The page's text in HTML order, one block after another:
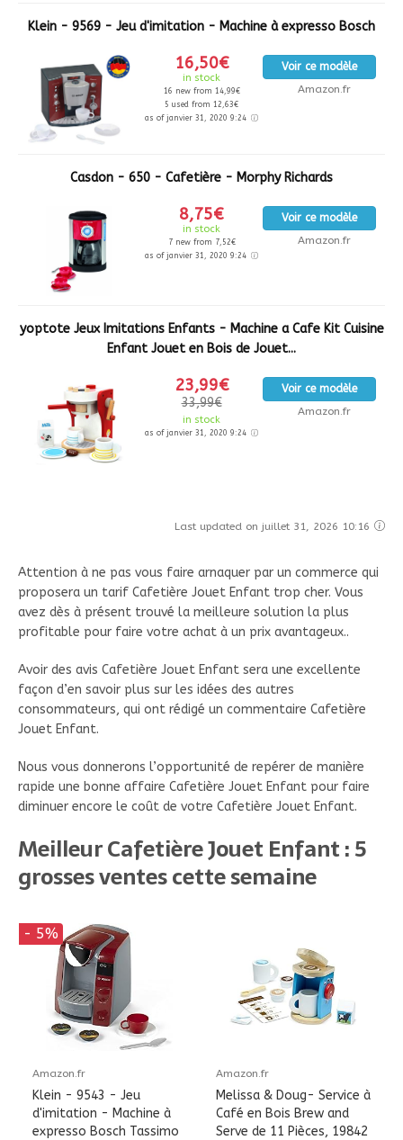
Klein - 9569 - Jeu d'imitation - Machine à expresso Bosch
16,50€
in stock
16 new from 14,99€
5 used from 12,63€
as of janvier 31, 2020 9:24
Voir ce modèle
Amazon.fr
Casdon - 650 - Cafetière - Morphy Richards
8,75€
in stock
7 new from 7,52€
as of janvier 31, 2020 9:24
Voir ce modèle
Amazon.fr
yoptote Jeux Imitations Enfants - Machine a Cafe Kit Cuisine
Enfant Jouet en Bois de Jouet...
23,99€
33,99€
in stock
as of janvier 31, 2020 9:24
Voir ce modèle
Amazon.fr
Last updated on juillet 31, 2026 10:16
Attention à ne pas vous faire arnaquer par un commerce qui
proposera un tarif Cafetière Jouet Enfant trop cher. Vous
avez dès à présent trouvé la meilleure solution la plus
profitable pour faire votre achat à un prix avantageux..
Avoir des avis Cafetière Jouet Enfant sera une excellente
façon d’en savoir plus sur les idées des autres
consommateurs, qui ont rédigé un commentaire Cafetière
Jouet Enfant.
Nous vous donnerons l’opportunité de repérer de manière
rapide une bonne affaire Cafetière Jouet Enfant pour faire
diminuer encore le coût de votre Cafetière Jouet Enfant.
Meilleur Cafetière Jouet Enfant : 5
grosses ventes cette semaine
- 5%
Amazon.fr
Klein - 9543 - Jeu
d'imitation - Machine à
expresso Bosch Tassimo
Amazon.fr
Melissa & Doug- Service à
Café en Bois Brew and
Serve de 11 Pièces, 19842